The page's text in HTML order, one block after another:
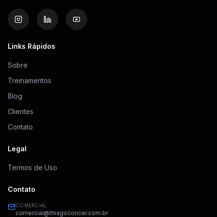
Links Rápidos
Sobre
Treinamentos
Blog
Clientes
Contato
Legal
Termos de Uso
Contato
COMERCIAL
comercial@thiagoconcer.com.br